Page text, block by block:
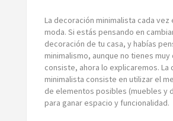
La decoración minimalista cada vez
moda. Si estás pensando en
decoración de tu casa, y habías
minimalismo, aunque no tienes muy
consiste, ahora lo explicaremos. La
minimalista consiste en utilizar el
de elementos posibles (muebles y
para ganar espacio y funcionalidad.